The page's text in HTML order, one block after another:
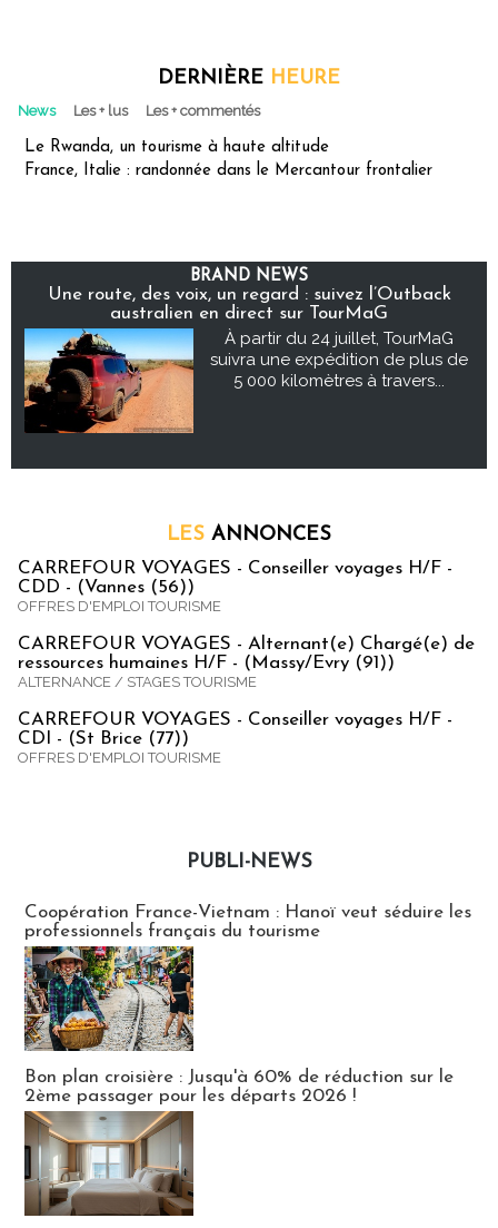
DERNIÈRE HEURE
News Les + lus Les + commentés
Le Rwanda, un tourisme à haute altitude
France, Italie : randonnée dans le Mercantour frontalier
BRAND NEWS
Une route, des voix, un regard : suivez l’Outback
australien en direct sur TourMaG
À partir du 24 juillet, TourMaG
suivra une expédition de plus de
5 000 kilomètres à travers...
LES ANNONCES
CARREFOUR VOYAGES - Conseiller voyages H/F -
CDD - (Vannes (56))
OFFRES D'EMPLOI TOURISME
CARREFOUR VOYAGES - Alternant(e) Chargé(e) de
ressources humaines H/F - (Massy/Evry (91))
ALTERNANCE / STAGES TOURISME
CARREFOUR VOYAGES - Conseiller voyages H/F -
CDI - (St Brice (77))
OFFRES D'EMPLOI TOURISME
PUBLI-NEWS
Coopération France-Vietnam : Hanoï veut séduire les
professionnels français du tourisme
Bon plan croisière : Jusqu'à 60% de réduction sur le
2ème passager pour les départs 2026 !